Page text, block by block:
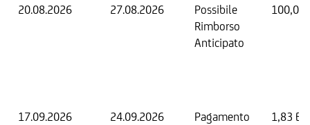
20.08.2026 27.08.2026
Possibile
Rimborso
Anticipato
100,00
17.09.2026 24.09.2026
Pagamento
1,83